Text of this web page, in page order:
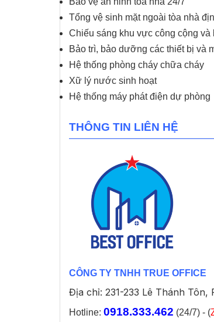
Tổng vệ sinh mặt ngoài tòa nhà
Chiếu sáng khu vực công cộng và
Bảo trì, bảo dưỡng các thiết bị và
Hệ thống phòng cháy chữa cháy
Xữ lý nước sinh hoạt
Hệ thống máy phát điện dự phòng
THÔNG TIN LIÊN HỆ
CÔNG TY TNHH TRUE OFFICE
Địa chỉ: 231-233 Lê Thánh Tôn,
Hotline: 0918.333.462 (24/7) - (